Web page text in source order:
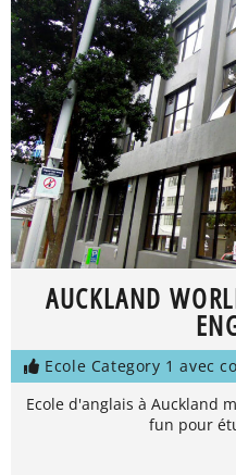
AUCKLAND
Ecole Category 1 avec
Ecole d'anglais à Auckland
fun pour